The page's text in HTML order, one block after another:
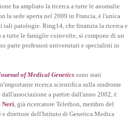
ha ampliato la ricerca a tutte le anomalie
la sede aperta nel 2009 in Francia, è l'unica
tali patologie. Ring14, che finanzia la ricerca e
a tutte le famiglie coinvolte, si compone di un
parte professori universitari e specialisti in
of Medical Geneticssono stati
ricerca scientifica sulla sindrome
a partire dall'anno 2002, è
Neri , già ricercatore Telethon, membro del
direttore dell'Istituto di Genetica Medica